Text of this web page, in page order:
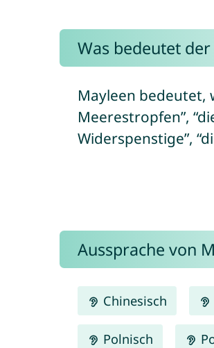
Was bedeutet
Mayleen bedeutet,
Meerestropfen”,
Widerspenstige”,
Aussprache von
Chinesisch
Polnisch